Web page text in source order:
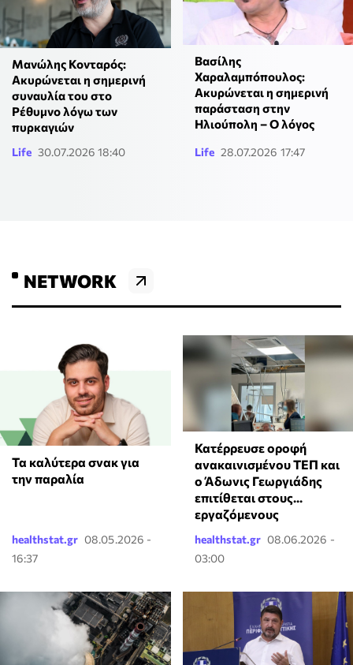
Μανώλης Κονταρός:
Ακυρώνεται η σημερινή
συναυλία του στο
Ρέθυμνο λόγω των
πυρκαγιών
Life 30.07.2026 18:40
Βασίλης
Χαραλαμπόπουλος:
Ακυρώνεται η σημερινή
παράσταση στην
Ηλιούπολη – Ο λόγος
Life 28.07.2026 17:47
NETWORK
Τα καλύτερα σνακ για
την παραλία
healthstat.gr 08.05.2026 -
16:37
Κατέρρευσε οροφή
ανακαινισμένου ΤΕΠ και
ο Άδωνις Γεωργιάδης
επιτίθεται στους...
εργαζόμενους
healthstat.gr 08.06.2026 -
03:00